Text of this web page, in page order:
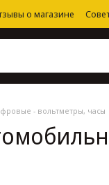
о магазине
- вольтметры, часы